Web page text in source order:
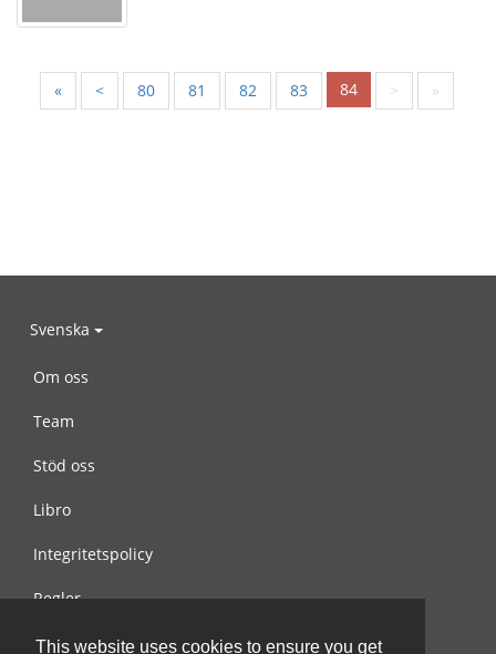
This website uses cookies to ensure you get
« < 80 81 82 83 84 > »
Svenska
Om oss
Team
Stöd oss
Libro
Integritetspolicy
Regler
Kontakta oss